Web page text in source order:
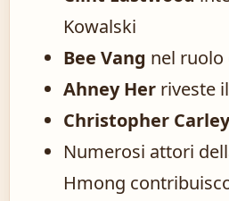
Kowalski
Bee Vang nel ruolo
Ahney Her riveste
Christopher Carley
Numerosi attori
Hmong